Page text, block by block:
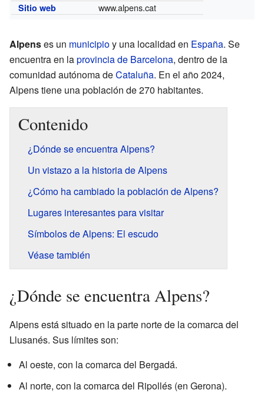
Sitio web www.alpens.cat
Alpenses un municipioy una localidad en España. Se
encuentra en laprovincia de Barcelona, dentro de la
comunidad autónoma deCataluña. En el año 2024,
Alpens tiene una población de 270 habitantes.
Contenido
¿Dónde se encuentra Alpens?
Un vistazo a la historia de Alpens
¿Cómo ha cambiado la población de Alpens?
Lugares interesantes para visitar
Símbolos de Alpens: El escudo
Véase también
¿Dónde se encuentra Alpens?
Alpens está situado en la parte norte de la comarca del
Llusanés. Sus límites son:
Al oeste, con la comarca del Bergadá.
Al norte, con la comarca del Ripollés (en Gerona).